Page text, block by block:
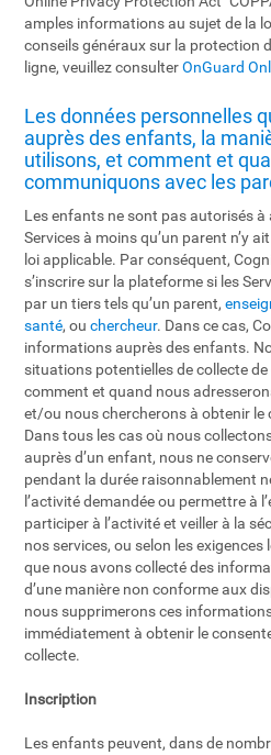
amples informations au sujet de la
conseils généraux sur la protection
ligne, veuillez consulterOnGuard
Les données personnelles
auprès des enfants, la
utilisons, et comment et
communiquons avec les
Les enfants ne sont pas autorisés à
Services à moins qu’un parent n’y
loi applicable. Par conséquent,
s’inscrire sur la plateforme si les
par un tiers tels qu’un parent,
santé, ouchercheur. Dans ce cas,
informations auprès des enfants.
situations potentielles de collecte
comment et quand nous
et/ou nous chercherons à obtenir le
Dans tous les cas où nous
auprès d’un enfant, nous ne
pendant la durée raisonnablement
l’activité demandée ou permettre à
participer à l’activité et veiller à la
nos services, ou selon les
que nous avons collecté des
d’une manière non conforme aux
nous supprimerons ces
immédiatement à obtenir le
collecte.
Inscription
Les enfants peuvent, dans de